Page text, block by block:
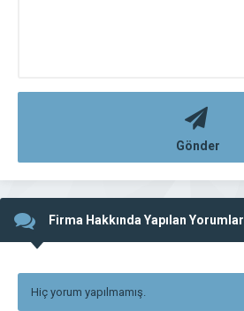
Gönder
Firma Hakkında Yapılan Yorumlar
Hiç yorum yapılmamış.